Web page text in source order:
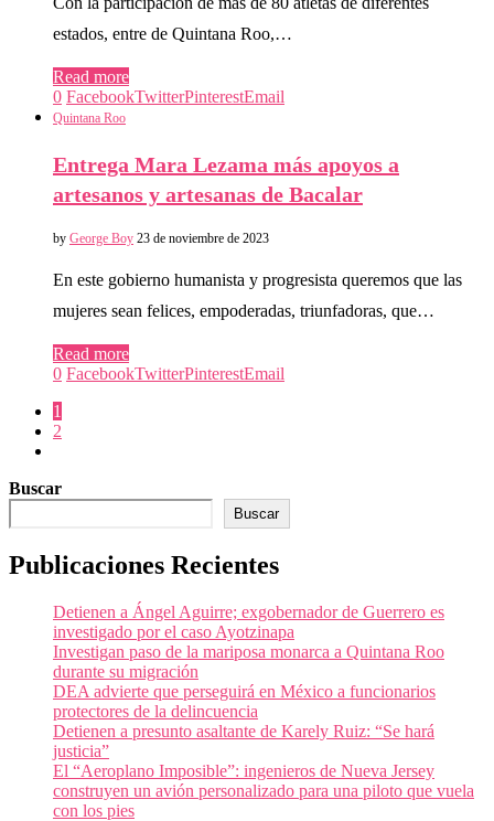
estados, entre de Quintana Roo,…
Read more
0 FacebookTwitterPinterestEmail
Quintana Roo
Entrega Mara Lezama más apoyos a
artesanos y artesanas de Bacalar
by George Boy 23 de noviembre de 2023
En este gobierno humanista y progresista queremos que las
mujeres sean felices, empoderadas, triunfadoras, que…
Read more
0 FacebookTwitterPinterestEmail
1
2
Buscar
Buscar
Publicaciones Recientes
Detienen a Ángel Aguirre; exgobernador de Guerrero es
investigado por el caso Ayotzinapa
Investigan paso de la mariposa monarca a Quintana Roo
durante su migración
DEA advierte que perseguirá en México a funcionarios
protectores de la delincuencia
Detienen a presunto asaltante de Karely Ruiz: “Se hará
justicia”
El “Aeroplano Imposible”: ingenieros de Nueva Jersey
construyen un avión personalizado para una piloto que vuela
con los pies